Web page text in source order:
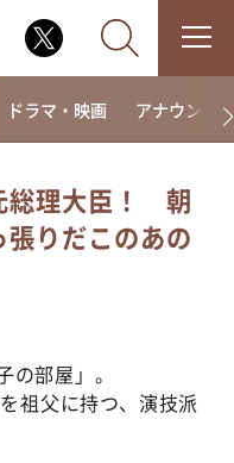
ドラマ・映画 アナウンサー
総理大臣！ 朝
りだこのあの
部屋」。
祖父に持つ、演技派